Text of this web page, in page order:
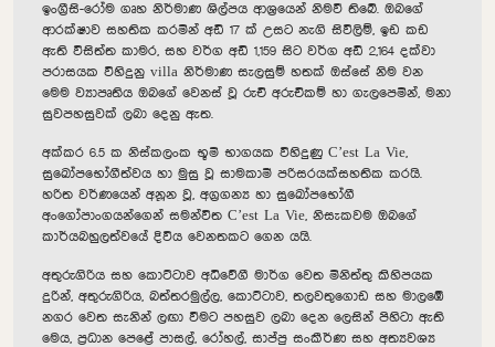
ඉංග්‍රීසි-රෝම ගෘහ නිර්මාණ ශිල්පය ආශ්‍රයෙන් නිමවී තිබේ. ඔබගේ
ආරක්ෂාව සහතික කරමින් අඩි 17 ක් උසට නැගි සිවිලිම්, ඉඩ කඩ
ඇති විසිත්ත කාමර, සහ වර්ග අඩි 1,159 සිට වර්ග අඩි 2,164 දක්වා
පරාසයක විහිදුනු villa නිර්මාණ සැලසුම් හතක් ඔස්සේ නිම වන
මෙම ව්‍යාපෘතිය ඔබගේ වෙනස් වූ රුචි අරුචිකම් හා ගැලපෙමින්, මනා
සුවපහසුවක් ලබා දෙනු ඇත.
අක්කර 6.5 ක නිස්කලංක භූමි භාගයක විහිදුණු C’est La Vie,
සුඛෝපභෝගීත්වය හා මුසු වූ සාමකාමී පරිසරයක්සහතික කරයි.
හරිත වර්ණයෙන් අනූන වූ, අග්‍රගන්‍ය හා සුඛෝපභෝගී
අංගෝපාංගයන්ගෙන් සමන්විත C’est La Vie, නිසැකවම ඔබගේ
කාර්යබහුලත්වයේ දිවිය වෙනතකට ගෙන යයි.
අතුරුගිරිය සහ කොට්ටාව අධිවේගී මාර්ග වෙත මිනිත්තු කිහිපයක
දුරින්, අතුරුගිරිය, බත්තරමුල්ල, කොට්ටාව, තලවතුගොඩ සහ මාලඹේ
නගර වෙත සැනින් ලඟා වීමට පහසුව ලබා දෙන ලෙසින් පිහිටා ඇති
මෙය, ප්‍රධාන පෙළේ පාසල්, රෝහල්, සාප්පු සංකීර්ණ සහ අත්‍යවශ්‍ය